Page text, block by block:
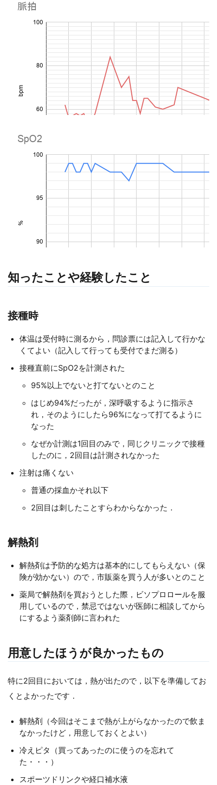
知ったことや経験したこと
接種時
体温は受付時に測るから，問診票には記入して行かな
くてよい（記入して行っても受付でまだ測る）
接種直前にSpO2を計測された
95%以上でないと打てないとのこと
はじめ94%だったが，深呼吸するように指示さ
れ，そのようにしたら96%になって打てるように
なった
なぜか計測は1回目のみで，同じクリニックで接種
したのに，2回目は計測されなかった
注射は痛くない
普通の採血かそれ以下
2回目は刺したことすらわからなかった．
解熱剤
解熱剤は予防的な処方は基本的にしてもらえない（保
険が効かない）ので，市販薬を買う人が多いとのこと
薬局で解熱剤を買おうとした際，ビソプロロールを服
用しているので，禁忌ではないが医師に相談してから
にするよう薬剤師に言われた
用意したほうが良かったもの
特に2回目においては，熱が出たので，以下を準備してお
くとよかったです．
解熱剤（今回はそこまで熱が上がらなかったので飲ま
なかったけど，用意しておくとよい）
冷えピタ（買ってあったのに使うのを忘れて
た・・・）
スポーツドリンクや経口補水液